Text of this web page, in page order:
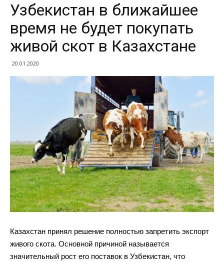
Узбекистан в ближайшее
время не будет покупать
живой скот в Казахстане
20.01.2020
Казахстан принял решение полностью запретить экспорт
живого скота. Основной причиной называется
значительный рост его поставок в Узбекистан, что